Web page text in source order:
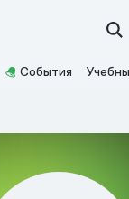
События